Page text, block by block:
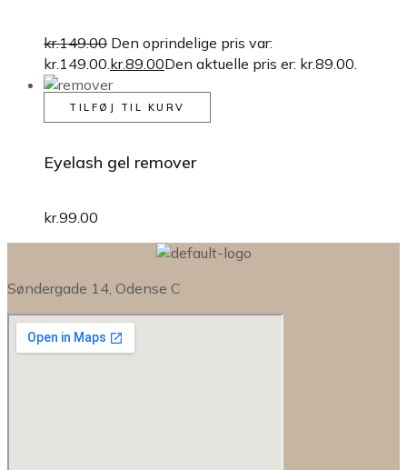
kr.149.00 Den oprindelige pris var:
kr.149.00.kr.89.00Den aktuelle pris er: kr.89.00.
TILFØJ TIL KURV
Eyelash gel remover
kr.99.00
Søndergade 14, Odense C